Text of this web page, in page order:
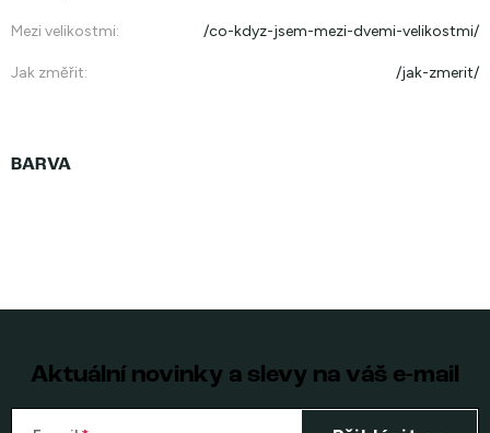
Mezi velikostmi: /co-kdyz-jsem-mezi-dvemi-velikostmi/
Jak změřit: /jak-zmerit/
Aktuální novinky a slevy na váš e-mail